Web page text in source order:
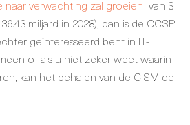
naar verwachting zal groeien van $
miljard in 2028), dan is de CCSP
geïnteresseerd bent in IT-
of als u niet zeker weet waarin
kan het behalen van de CISM de